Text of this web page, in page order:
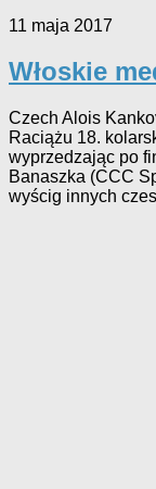
11 maja 2017
Włoskie
Czech Alois
Raciążu 18.
wyprzedzając po
Banaszka (CCC
wyścig innych